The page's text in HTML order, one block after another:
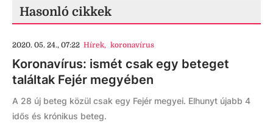
Hasonló cikkek
2020. 05. 24., 07:22 Hírek, koronavírus
Koronavírus: ismét csak egy beteget
találtak Fejér megyében
A 28 új beteg közül csak egy Fejér megyei. Elhunyt újabb 4
idős és krónikus beteg.